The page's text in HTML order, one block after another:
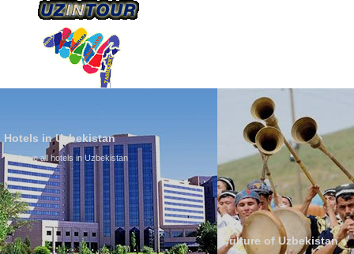
Hotels in Uzbekistan
We have all hotels in Uzbekistan
Culture of Uzbekistan